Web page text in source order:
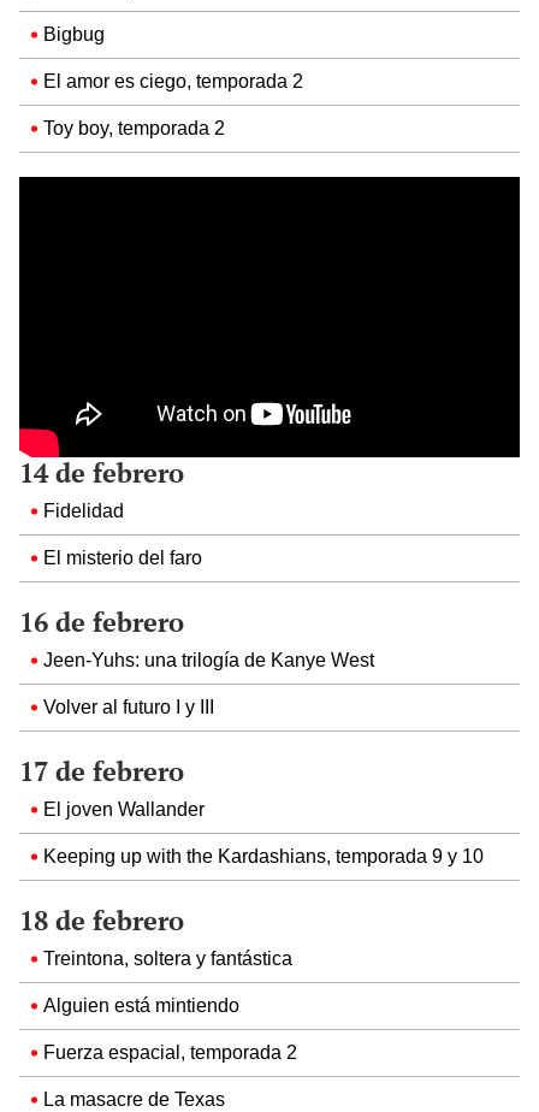
Bigbug
El amor es ciego, temporada 2
Toy boy, temporada 2
14 de febrero
Fidelidad
El misterio del faro
16 de febrero
Jeen-Yuhs: una trilogía de Kanye West
Volver al futuro I y III
17 de febrero
El joven Wallander
Keeping up with the Kardashians, temporada 9 y 10
18 de febrero
Treintona, soltera y fantástica
Alguien está mintiendo
Fuerza espacial, temporada 2
La masacre de Texas